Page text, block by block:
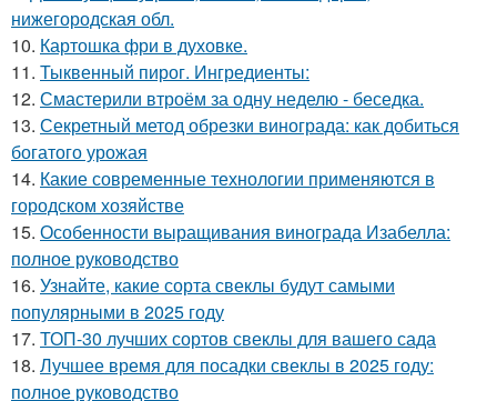
нижегородская обл.
10. Картошка фри в духовке.
11. Тыквенный пирог. Ингредиенты:
12. Смастерили втроём за одну неделю - беседка.
13. Секретный метод обрезки винограда: как добиться
богатого урожая
14. Какие современные технологии применяются в
городском хозяйстве
15. Особенности выращивания винограда Изабелла:
полное руководство
16. Узнайте, какие сорта свеклы будут самыми
популярными в 2025 году
17. ТОП-30 лучших сортов свеклы для вашего сада
18. Лучшее время для посадки свеклы в 2025 году:
полное руководство